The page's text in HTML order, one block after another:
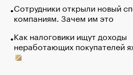
Сотрудники открыли новый
компаниям. Зачем им это
Как налоговики ищут доходы
неработающих покупателей